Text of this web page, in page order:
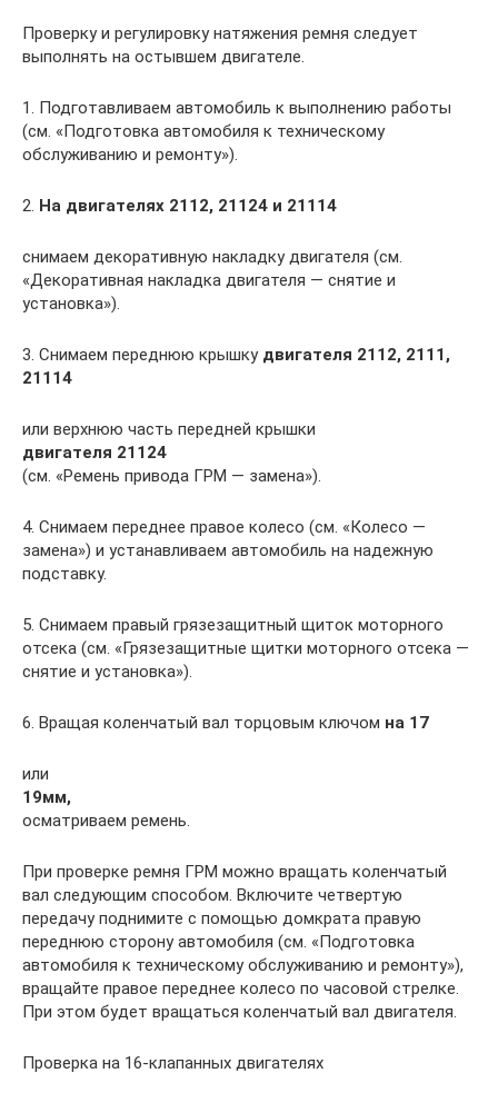
Проверку и регулировку натяжения ремня следует
выполнять на остывшем двигателе.
1. Подготавливаем автомобиль к выполнению работы
(см. «Подготовка автомобиля к техническому
обслуживанию и ремонту»).
2. На двигателях 2112, 21124 и 21114
снимаем декоративную накладку двигателя (см.
«Декоративная накладка двигателя — снятие и
установка»).
3. Снимаем переднюю крышку двигателя 2112, 2111,
21114
или верхнюю часть передней крышки
двигателя 21124
(см. «Ремень привода ГРМ — замена»).
4. Снимаем переднее правое колесо (см. «Колесо —
замена») и устанавливаем автомобиль на надежную
подставку.
5. Снимаем правый грязезащитный щиток моторного
отсека (см. «Грязезащитные щитки моторного отсека —
снятие и установка»).
6. Вращая коленчатый вал торцовым ключом на 17
или
19мм,
осматриваем ремень.
При проверке ремня ГРМ можно вращать коленчатый
вал следующим способом. Включите четвертую
передачу поднимите с помощью домкрата правую
переднюю сторону автомобиля (см. «Подготовка
автомобиля к техническому обслуживанию и ремонту»),
вращайте правое переднее колесо по часовой стрелке.
При этом будет вращаться коленчатый вал двигателя.
Проверка на 16-клапанных двигателях